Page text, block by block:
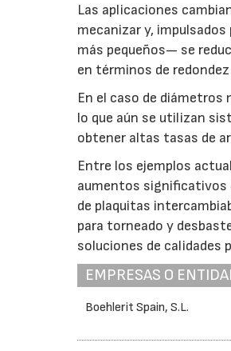
Las aplicaciones
mecanizar y,
más pequeños— se
en términos de
En el caso de
lo que aún se utilizan
obtener altas tasas de
Entre los ejemplos
aumentos significativos
de plaquitas
para torneado y desbaste
soluciones de calidades
EMPRESAS O
Boehlerit Spain, S.L.